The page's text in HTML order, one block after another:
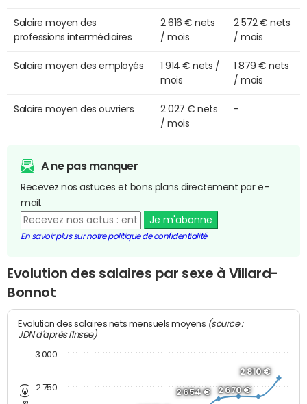
Salaire moyen des
professions intermédiaires
2 616 € nets
/ mois
2 572 € nets
/ mois
Salaire moyen des employés
1 914 € nets /
mois
1 879 € nets
/ mois
Salaire moyen des ouvriers
2 027 € nets
/ mois
-
A ne pas manquer
Recevez nos astuces et bons plans directement par e-
mail.
Je m'abonne
En savoir plus sur notre politique de confidentialité
Evolution des salaires par sexe à Villard-
Bonnot
Evolution des salaires nets mensuels moyens (source :
JDN d'après l'Insee)
2 654 € 2 670 €
2 810 €
2 750
3 000